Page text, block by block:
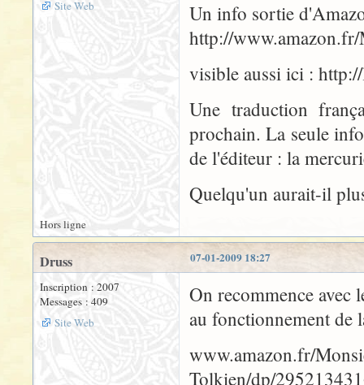
Site Web
Un info sortie
http://
visible aussi ici :
Une traduction
prochain. La seule
de l'éditeur : la
Quelqu'un aurait-il
Hors ligne
07-01-2009 18:27
Druss
Inscription : 2007
Messages : 409
Site Web
On recommence avec
au fonctionnement de
www.amazon.fr/
Tolkien/dp/